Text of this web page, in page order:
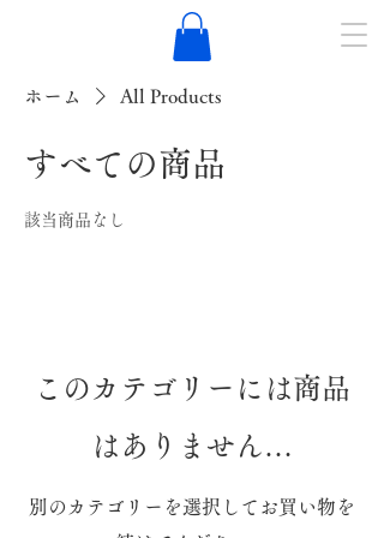
ホーム All Products
すべての商品
該当商品なし
このカテゴリーには商品
はありません…
別のカテゴリーを選択してお買い物を